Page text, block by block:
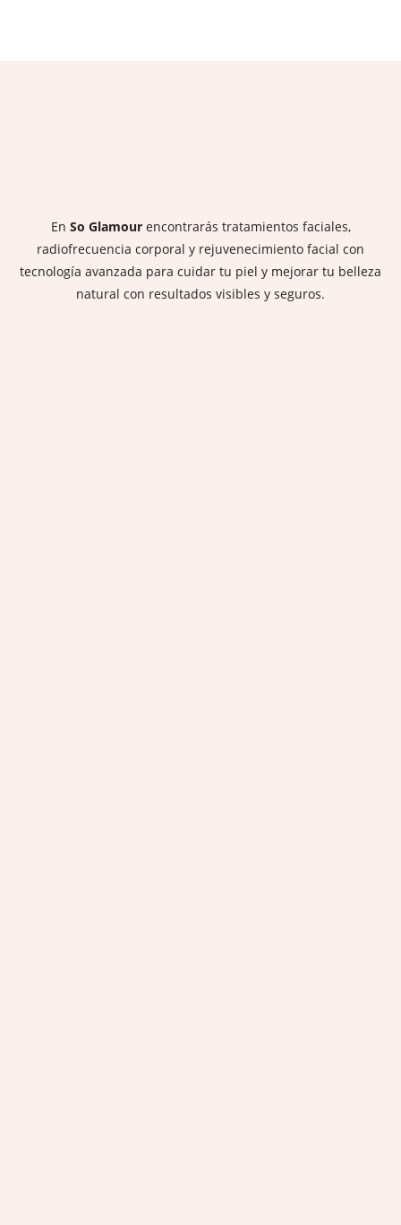
En So Glamourencontrarás tratamientos faciales,
radiofrecuencia corporal y rejuvenecimiento facial con
tecnología avanzada para cuidar tu piel y mejorar tu belleza
natural con resultados visibles y seguros.